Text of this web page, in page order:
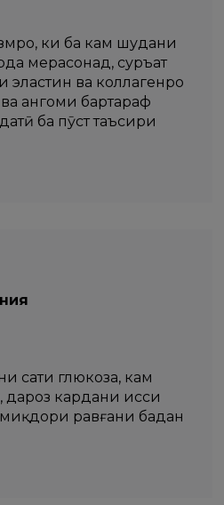
ки ба кам шудани
мерасонад, суръат
эластин ва коллагенро
ҳангоми бартараф
ба пӯст таъсири
сатҳи глюкоза, кам
кардани ҳисси
равғани бадан